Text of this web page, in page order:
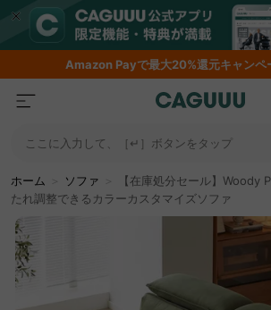
AmazonPayで最大20%還元キャンペ
ここに入力して、［↵］ボタンをタップ
ホーム ソファ
【在庫処分セール】Woody
たれ調整できるカラーカスタマイズソファ